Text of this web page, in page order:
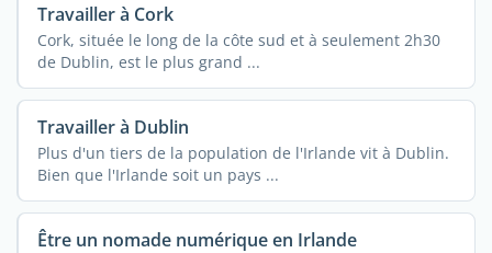
Travailler à Cork
Cork, située le long de la côte sud et à seulement 2h30
de Dublin, est le plus grand ...
Travailler à Dublin
Plus d'un tiers de la population de l'Irlande vit à Dublin.
Bien que l'Irlande soit un pays ...
Être un nomade numérique en Irlande